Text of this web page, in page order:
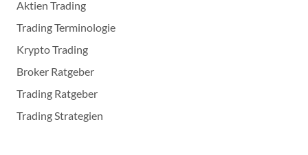
Aktien Trading
Trading Terminologie
Krypto Trading
Broker Ratgeber
Trading Ratgeber
Trading Strategien